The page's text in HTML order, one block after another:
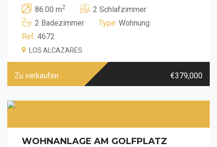
86.00 m2
2 Schlafzimmer
2 Badezimmer
Type: Wohnung
Ref. 4672
LOS ALCAZARES
Zu verkaufen €379,000
WOHNANLAGE AM GOLFPLATZ